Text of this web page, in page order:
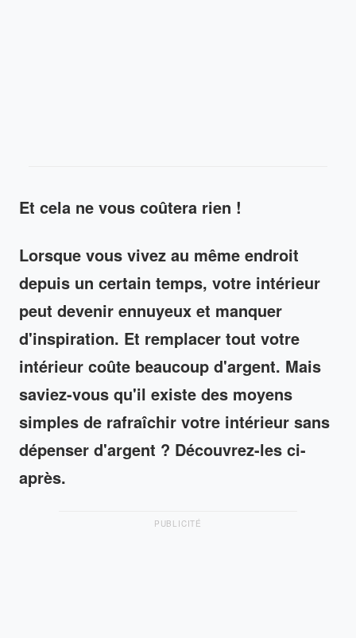
Et cela ne vous coûtera rien !
Lorsque vous vivez au même endroit
depuis un certain temps, votre intérieur
peut devenir ennuyeux et manquer
d'inspiration. Et remplacer tout votre
intérieur coûte beaucoup d'argent. Mais
saviez-vous qu'il existe des moyens
simples de rafraîchir votre intérieur sans
dépenser d'argent ? Découvrez-les ci-
après.
PUBLICITÉ